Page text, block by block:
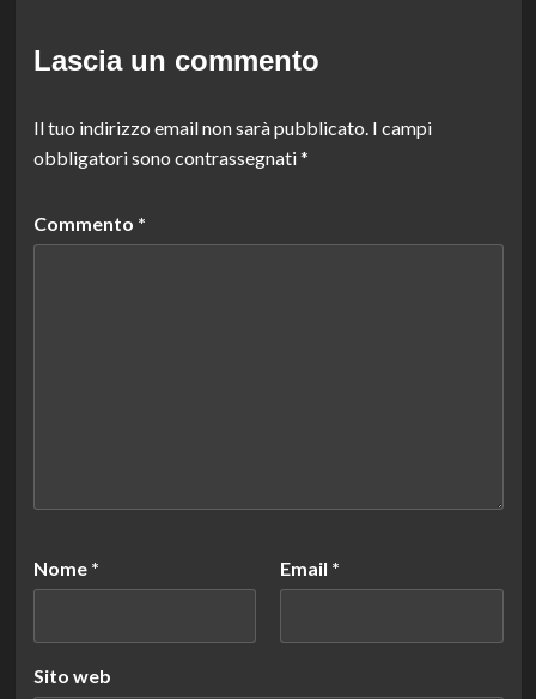
Lascia un commento
Il tuo indirizzo email non sarà pubblicato. I campi
obbligatori sono contrassegnati*
Commento *
Nome * Email *
Sito web